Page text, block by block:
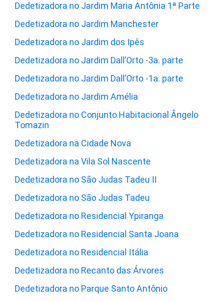
Dedetizadora no Jardim Maria Antônia 1ª Parte
Dedetizadora no Jardim Manchester
Dedetizadora no Jardim dos Ipês
Dedetizadora no Jardim Dall’Orto -3a. parte
Dedetizadora no Jardim Dall’Orto -1a. parte
Dedetizadora no Jardim Amélia
Dedetizadora no Conjunto Habitacional Ângelo
Tomazin
Dedetizadora na Cidade Nova
Dedetizadora na Vila Sol Nascente
Dedetizadora no São Judas Tadeu II
Dedetizadora no São Judas Tadeu
Dedetizadora no Residencial Ypiranga
Dedetizadora no Residencial Santa Joana
Dedetizadora no Residencial Itália
Dedetizadora no Recanto das Árvores
Dedetizadora no Parque Santo Antônio